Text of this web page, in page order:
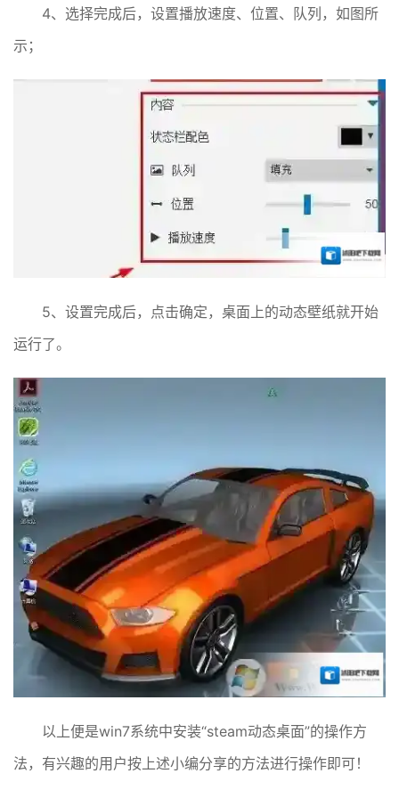
4、选择完成后，设置播放速度、位置、队列，如图所
示；
5、设置完成后，点击确定，桌面上的动态壁纸就开始
运行了。
以上便是win7系统中安装“steam动态桌面”的操作方
法，有兴趣的用户按上述小编分享的方法进行操作即可！